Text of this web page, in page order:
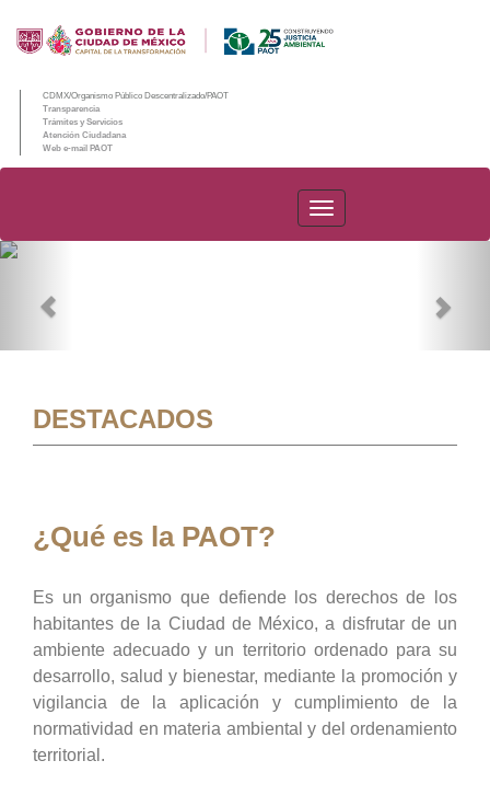
CDMX/Organismo Público Descentralizado/PAOT
Transparencia
Trámites y Servicios
Atención Ciudadana
Web e-mail PAOT
PAOT
DESTACADOS
¿Qué es la PAOT?
Es un organismo que defiende los derechos de los
habitantes de la Ciudad de México, a disfrutar de un
ambiente adecuado y un territorio ordenado para su
desarrollo, salud y bienestar, mediante la promoción y
vigilancia de la aplicación y cumplimiento de la
normatividad en materia ambiental y del ordenamiento
territorial.